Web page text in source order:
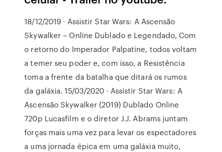
18/12/2019 · Assistir Star Wars: A Ascensão
Skywalker – Online Dublado e Legendado, Com
o retorno do Imperador Palpatine, todos voltam
a temer seu poder e, com isso, a Resistência
toma a frente da batalha que ditará os rumos
da galáxia. 15/03/2020 · Assistir Star Wars: A
Ascensão Skywalker (2019) Dublado Online
720p Lucasfilm e o diretor J.J. Abrams juntam
forças mais uma vez para levar os espectadores
a uma jornada épica em uma galáxia muito,